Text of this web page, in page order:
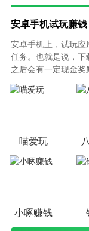
安卓手机试玩赚钱
安卓手机上，试玩
任务。也就是说，
之后会有一定现金
多收益高呢？以下根
慢等综合因素，来制
喵爱玩
小啄赚钱